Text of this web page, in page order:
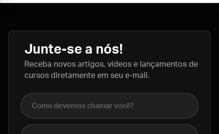
Junte-se a nós!
Receba novos artigos, vídeos e lançamentos de
cursos diretamente em seu e-mail.
Nome completo
E-mail